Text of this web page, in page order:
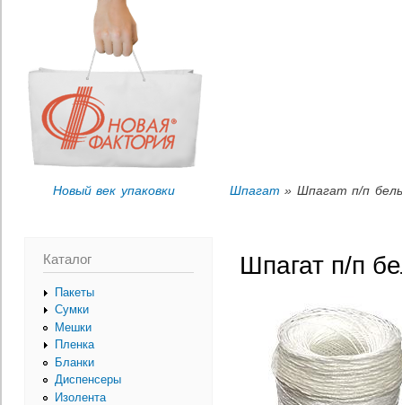
Новый век упаковки Шпагат » Шпагат п/п
Каталог
Пакеты
Сумки
Мешки
Пленка
Бланки
Диспенсеры
Изолента
Шпагат п/п